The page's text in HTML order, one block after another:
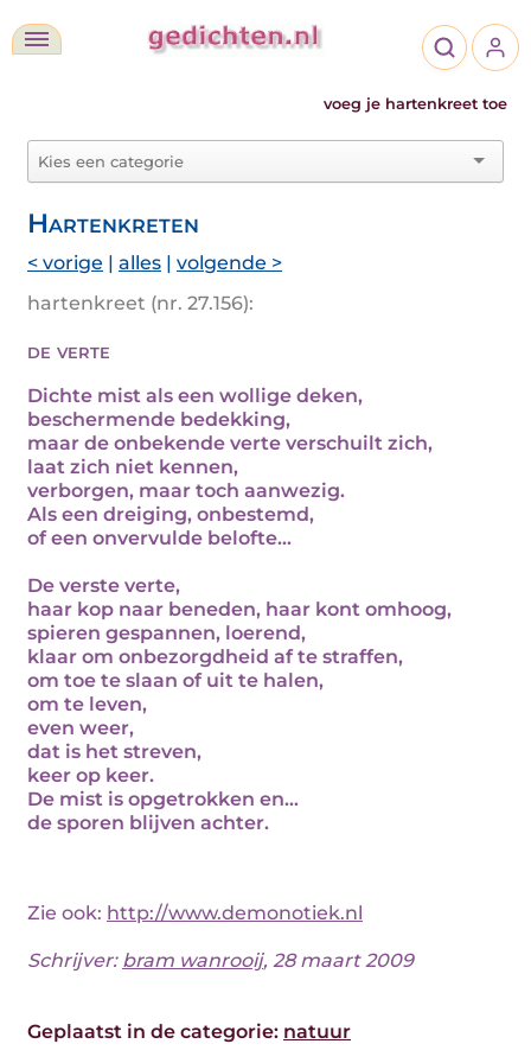
voeg je hartenkreet toe
Hartenkreten
< vorige | alles | volgende >
hartenkreet (nr. 27.156):
de verte
Dichte mist als een wollige deken,
beschermende bedekking,
maar de onbekende verte verschuilt zich,
laat zich niet kennen,
verborgen, maar toch aanwezig.
Als een dreiging, onbestemd,
of een onvervulde belofte...
De verste verte,
haar kop naar beneden, haar kont omhoog,
spieren gespannen, loerend,
klaar om onbezorgdheid af te straffen,
om toe te slaan of uit te halen,
om te leven,
even weer,
dat is het streven,
keer op keer.
De mist is opgetrokken en...
de sporen blijven achter.
Zie ook: http://www.demonotiek.nl
Schrijver: bram wanrooij, 28 maart 2009
Geplaatst in de categorie: natuur